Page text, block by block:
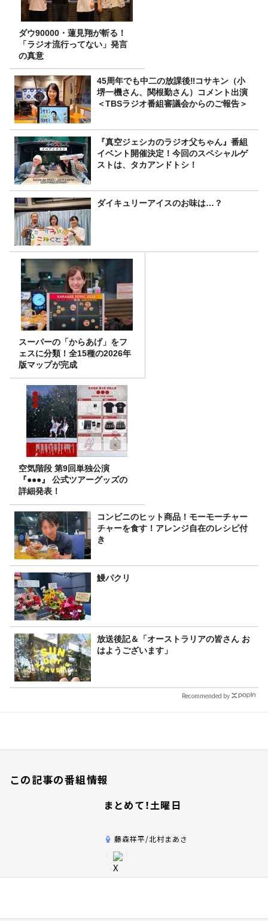
ダウ90000・蓮見翔が斬る！
「ラジオ流行ってない」発言
の真意
45周年でも中二の放課後‼コサキン（小
堺一機さん、関根勤さん）コメント出演
＜TBSラジオ番組審議会からのご報告＞
『真空ジェシカのラジオ父ちゃん』番組
イベント開催決定！今回のスペシャルゲ
ストは、タカアンドトシ！
ダイキュリーアイスのお味は…？
スーパーの「からあげ」をフ
ェスに分類！全15種の2026年
版マップが完成
空気階段 第9回単独公演
『●●●』 公式ツアーグッズの
詳細発表！
コンビニのヒット商品！モーモーチャー
チャーを食す！アレンジ自在のレシピ付
き
鰻パクリ
放送後記＆「オーストラリアの皆さん お
はようございます」
Recommended by
この記事の番組情報
まとめて！土曜日
藤森祥平/北村まあさ